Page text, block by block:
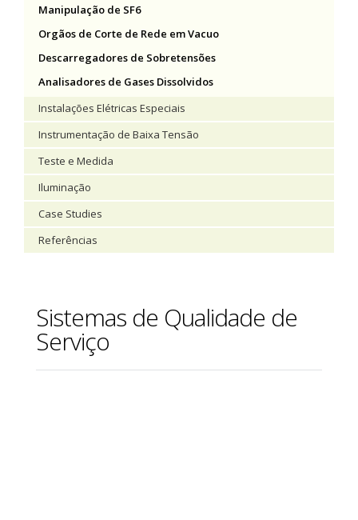
Manipulação de SF6
Orgãos de Corte de Rede em Vacuo
Descarregadores de Sobretensões
Analisadores de Gases Dissolvidos
Instalações Elétricas Especiais
Instrumentação de Baixa Tensão
Teste e Medida
Iluminação
Case Studies
Referências
Sistemas de Qualidade de
Serviço